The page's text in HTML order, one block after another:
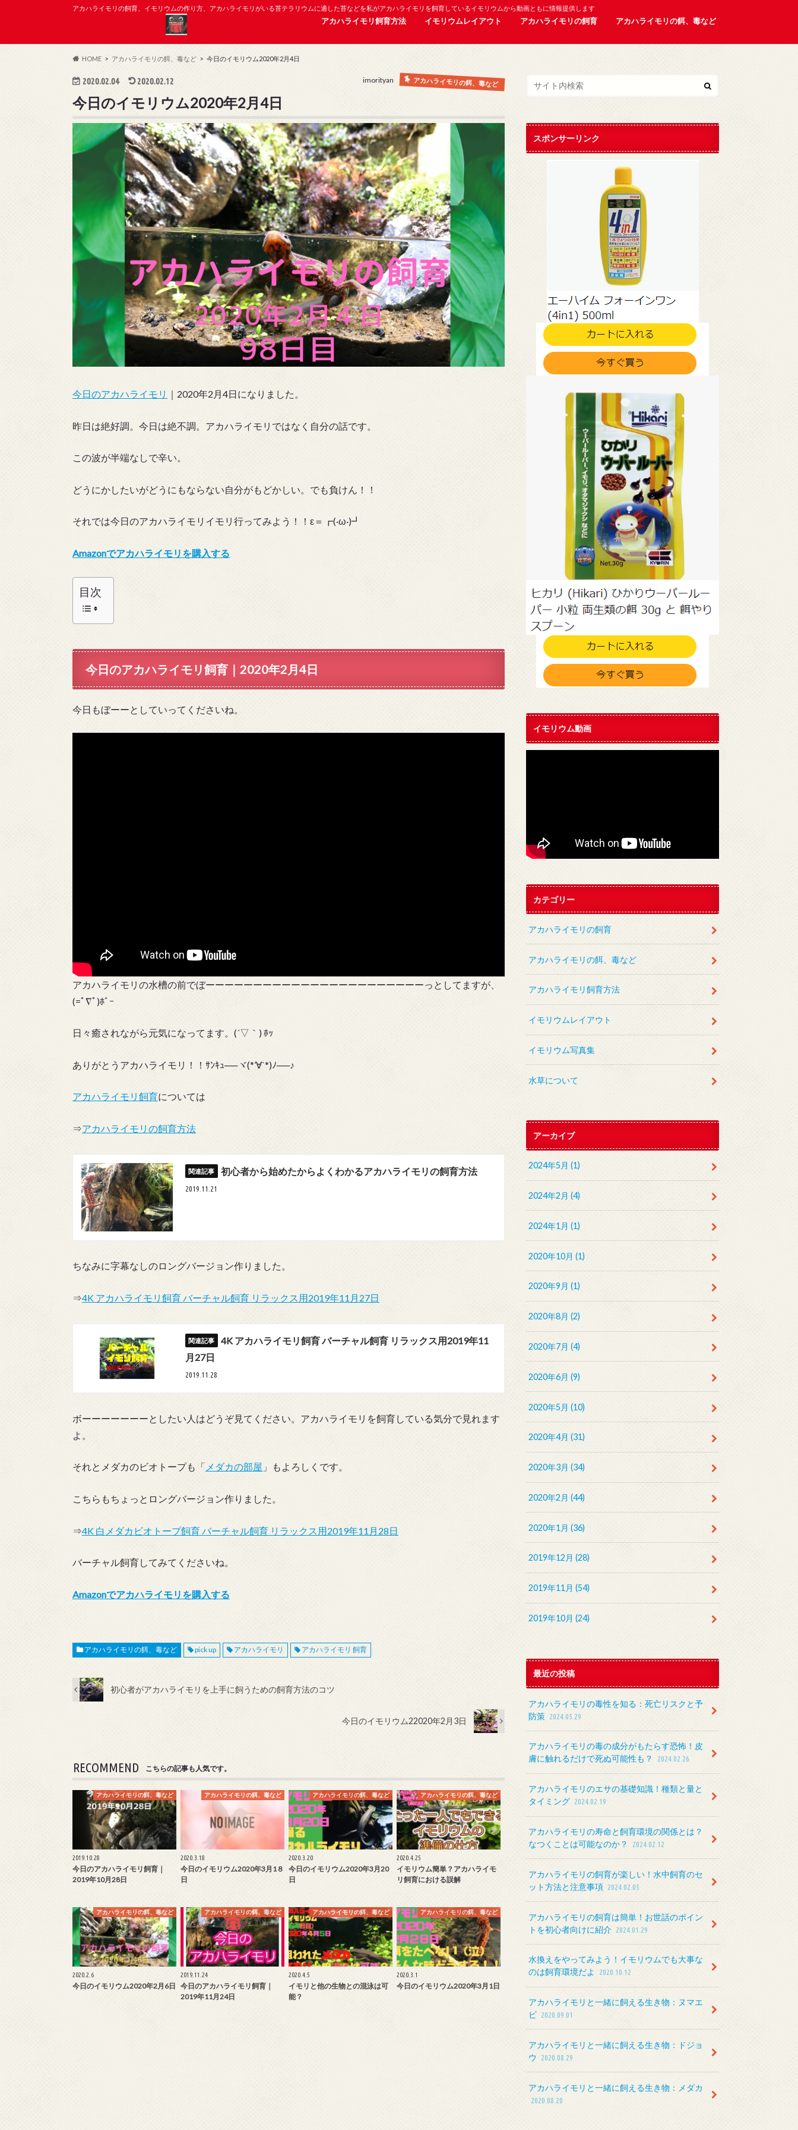
アカハライモリの飼育、イモリウムの作り方、アカハライモリがいる苔テラリウムに適した苔などを私がアカハライモリを飼育しているイモリウムから動画ともに情報提供します
アカハライモリ飼育方法 イモリウムレイアウト アカハライモリの飼育 アカハライモリの餌、毒など
HOME アカハライモリの餌、毒など 今日のイモリウム2020年2月4日
2020.02.04 2020.02.12 アカハライモリの餌、毒など
imorityan
今日のイモリウム2020年2月4日
今日のアカハライモリ ｜2020年2月4日になりました。
昨日は絶好調。今日は絶不調。アカハライモリではなく自分の話です。
この波が半端なしで辛い。
どうにかしたいがどうにもならない自分がもどかしい。でも負けん！！
それでは今日のアカハライモリイモリ行ってみよう！！ε＝┏(·ω·)┛
Amazonでアカハライモリを購入する
目次
今日のアカハライモリ飼育｜2020年2月4日
今日もぼーーとしていってくださいね。
アカハライモリの水槽の前でぼーーーーーーーーーーーーーーーーーーーーーーーっとしてますが、
(=ﾟ∇ﾟ)ﾎﾞｰ
日々癒されながら元気になってます。(´▽｀) ﾎｯ
ありがとうアカハライモリ！！ｻﾝｷｭ──ヾ(*’∀`*)ﾉ──♪
アカハライモリ飼育については
⇒アカハライモリの飼育方法
初心者から始めたからよくわかるアカハライモリの飼育方法
2019.11.21
ちなみに字幕なしのロングバージョン作りました。
⇒4K アカハライモリ飼育 バーチャル飼育 リラックス用2019年11月27日
4K アカハライモリ飼育 バーチャル飼育 リラックス用2019年11
月27日
2019.11.28
ボーーーーーーーとしたい人はどうぞ見てください。アカハライモリを飼育している気分で見れます
よ。
それとメダカのビオトープも「 メダカの部屋 」もよろしくです。
こちらもちょっとロングバージョン作りました。
⇒4K 白メダカビオトープ飼育 バーチャル飼育 リラックス用2019年11月28日
バーチャル飼育してみてくださいね。
Amazonでアカハライモリを購入する
アカハライモリの餌、毒など pick up アカハライモリ アカハライモリ 飼育
初心者がアカハライモリを上手に飼うための飼育方法のコツ
今日のイモリウム22020年2月3日
RECOMMEND こちらの記事も人気です。
アカハライモリの餌、毒など
2019.10.28
今日のアカハライモリ飼育｜
2019年10月28日
アカハライモリの餌、毒など
2020.3.18
今日のイモリウム2020年3月1８
日
アカハライモリの餌、毒など
2020.3.20
今日のイモリウム2020年3月20
日
アカハライモリの餌、毒など
2020.4.25
イモリウム簡単？アカハライモ
リ飼育における誤解
アカハライモリの餌、毒など
2020.2.6
今日のイモリウム2020年2月6日
アカハライモリの餌、毒など
2019.11.24
今日のアカハライモリ飼育｜
2019年11月24日
アカハライモリの餌、毒など
2020.4.5
イモリと他の生物との混泳は可
能？
アカハライモリの餌、毒など
2020.3.1
今日のイモリウム2020年3月1日
スポンサーリンク
イモリウム動画
カテゴリー
アカハライモリの飼育
アカハライモリの餌、毒など
アカハライモリ飼育方法
イモリウムレイアウト
イモリウム写真集
水草について
アーカイブ
2024年5月 (1)
2024年2月 (4)
2024年1月 (1)
2020年10月 (1)
2020年9月 (1)
2020年8月 (2)
2020年7月 (4)
2020年6月 (9)
2020年5月 (10)
2020年4月 (31)
2020年3月 (34)
2020年2月 (44)
2020年1月 (36)
2019年12月 (28)
2019年11月 (54)
2019年10月 (24)
最近の投稿
アカハライモリの毒性を知る：死亡リスクと予
防策 2024.05.29
アカハライモリの毒の成分がもたらす恐怖！皮
膚に触れるだけで死ぬ可能性も？
2024.02.26
アカハライモリのエサの基礎知識！種類と量と
タイミング 2024.02.19
アカハライモリの寿命と飼育環境の関係とは？
なつくことは可能なのか？
2024.02.12
アカハライモリの飼育が楽しい！水中飼育のセ
ット方法と注意事項 2024.02.05
アカハライモリの飼育は簡単！お世話のポイン
トを初心者向けに紹介 2024.01.29
水換えをやってみよう！イモリウムでも大事な
のは飼育環境だよ
2020.10.12
アカハライモリと一緒に飼える生き物：ヌマエ
ビ 2020.09.01
アカハライモリと一緒に飼える生き物：ドジョ
ウ
2020.08.29
アカハライモリと一緒に飼える生き物：メダカ
2020.08.20